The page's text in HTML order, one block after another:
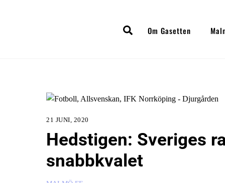
SearchOm Gasetten
21 JUNI, 2020
Hedstigen: Sveriges
snabbkvalet